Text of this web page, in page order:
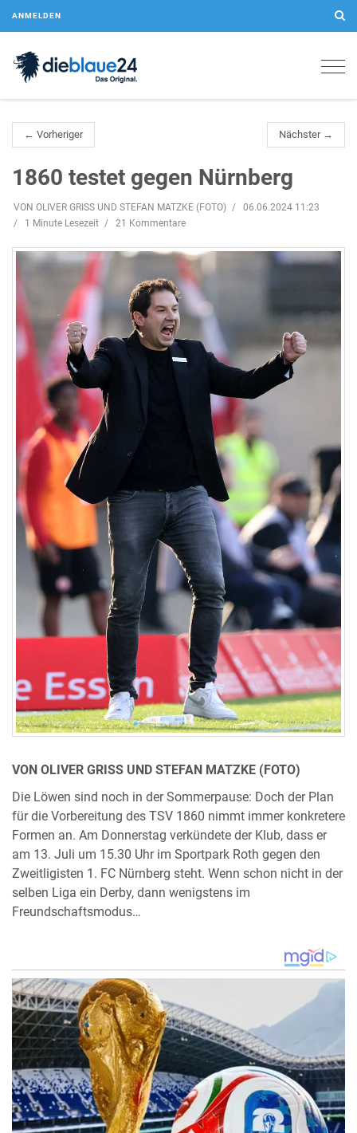
ANMELDEN
← Vorheriger Nächster →
1860 testet gegen Nürnberg
VON OLIVER GRISS UND STEFAN MATZKE (FOTO)
06.06.2024 11:23
1 Minute Lesezeit
21 Kommentare
VON OLIVER GRISS UND STEFAN MATZKE (FOTO)
Die Löwen sind noch in der Sommerpause: Doch der Plan
für die Vorbereitung des TSV 1860 nimmt immer konkretere
Formen an. Am Donnerstag verkündete der Klub, dass er
am 13. Juli um 15.30 Uhr im Sportpark Roth gegen den
Zweitligisten 1. FC Nürnberg steht. Wenn schon nicht in der
selben Liga ein Derby, dann wenigstens im
Freundschaftsmodus…